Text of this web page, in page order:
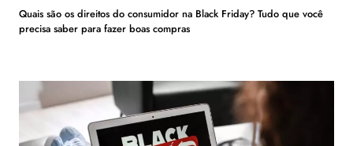
Quais são os direitos do consumidor na Black Friday? Tudo que você
precisa saber para fazer boas compras